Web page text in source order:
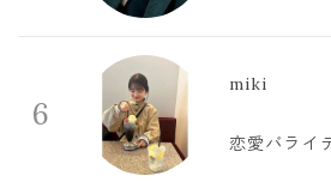
6
miki
恋愛バライ